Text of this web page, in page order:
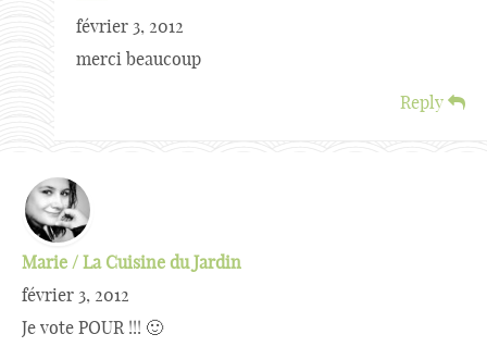
février 3, 2012
merci beaucoup
Reply
Marie / La Cuisine du Jardin
février 3, 2012
Je vote POUR !!! 🙂